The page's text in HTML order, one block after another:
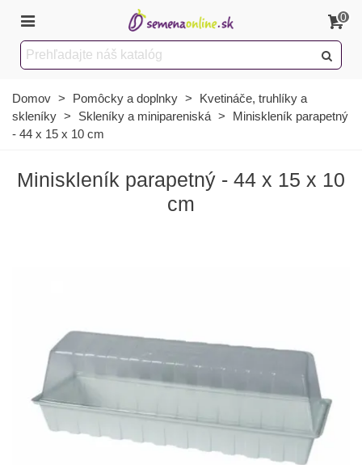
0
Domov > Pomôcky a doplnky >
Kvetináče, truhlíky a
skleníky > Skleníky a minipareniská >
Miniskleník parapetný
- 44 x 15 x 10 cm
Miniskleník parapetný - 44 x 15 x 10
cm